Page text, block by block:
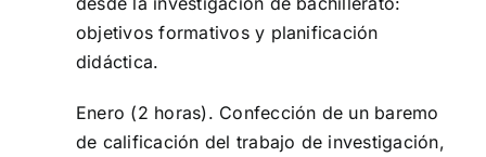
objetivos formativos y planificación
didáctica.
Enero (2 horas). Confección de un baremo
de calificación del trabajo de investigación,